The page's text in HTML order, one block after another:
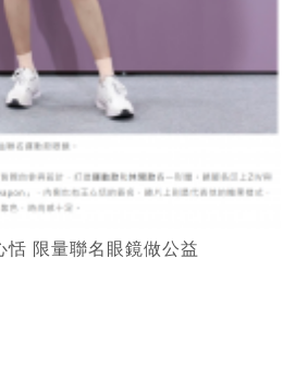
恬 限量聯名眼鏡做公益